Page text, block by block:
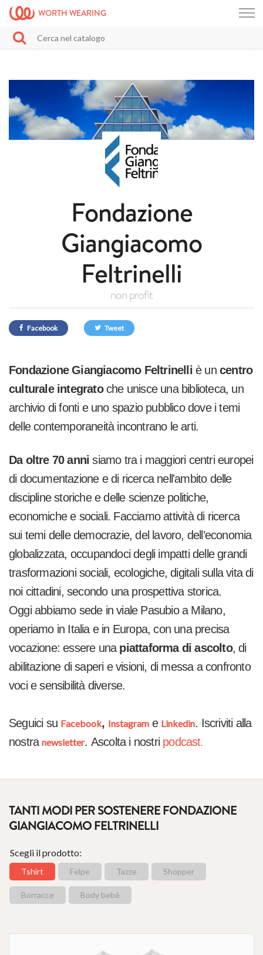
WORTH WEARING
Fondazione
Giangiacomo
Feltrinelli
non profit
Facebook Tweet
Fondazione Giangiacomo Feltrinelliè uncentro
culturale integratoche unisce una biblioteca, un
archivio di fonti e uno spazio pubblico dove i temi
delle contemporaneità incontrano le arti.
Da oltre 70 anni siamo tra i maggiori centri europei
di documentazione e di ricerca nell'ambito delle
discipline storiche e delle scienze politiche,
economiche e sociali. Facciamo attività di ricerca
sui temi delle democrazie, del lavoro, dell’economia
globalizzata, occupandoci degli impatti delle grandi
trasformazioni sociali, ecologiche, digitalisulla vita di
noi cittadini, secondo una prospettiva storica.
Oggi abbiamo sede in viale Pasubio a Milano,
operiamo in Italia e in Europa, con una precisa
vocazione: essere una piattaforma di ascolto, di
abilitazione di saperi e visioni, di messa a confronto
voci e sensibilità diverse.
Seguici su Facebook, Instagrame Linkedin. Iscriviti alla
nostranewsletter. Ascolta i nostri podcast.
TANTI MODI PER SOSTENERE FONDAZIONE
GIANGIACOMO FELTRINELLI
Scegli il prodotto:
Tshirt Felpe Tazze Shopper
Borracce Body bebè